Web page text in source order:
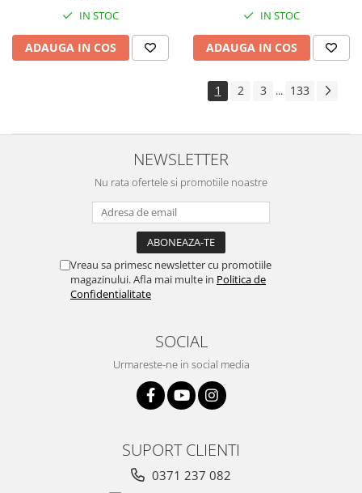
IN STOC
ADAUGA IN COS
IN STOC
ADAUGA IN COS
1 2 3 ... 133
NEWSLETTER
Nu rata ofertele si promotiile noastre
Vreau sa primesc newsletter cu promotiile
magazinului. Afla mai multe in Politica de
Confidentialitate
SOCIAL
Urmareste-ne in social media
SUPORT CLIENTI
0371 237 082